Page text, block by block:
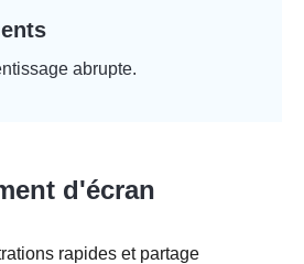
abrupte.
d'écran
rapides et partage